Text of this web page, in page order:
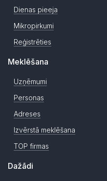
Dienas pieeja
Mikropirkumi
Reģistrēties
Meklēšana
Uzņēmumi
Personas
Adreses
Izvērstā meklēšana
TOP firmas
Dažādi